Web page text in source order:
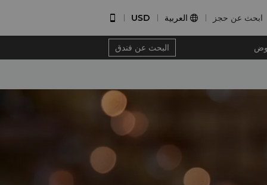
ابحث عن حجز  العربية USD

البحث عن فندق